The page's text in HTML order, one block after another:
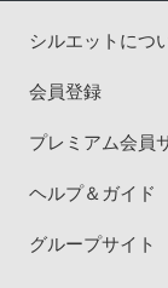
シルエットにつ
会員登録
プレミアム会員
ヘルプ＆ガイド
グループサイト